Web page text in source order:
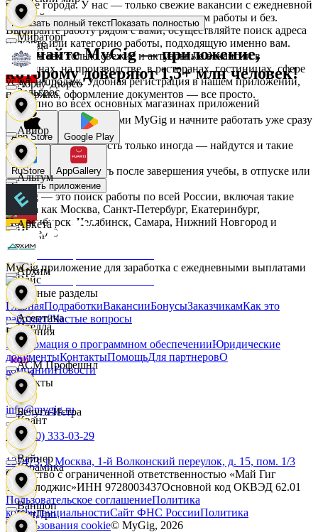
Звезда
Зельгрос
Зенден
Инканто
Интер С
Вайс
Ителла
kari
Квант
Керамика
КитПро
Мираторг
Абрау-Дюрсо
Авиор
Альтум
Аркета
Архим
Асептика
АСМ Профешнл
Белуга Истра
Вайнер
Ваншоп
районе города. У нас — только свежие вакансии с ежедневной
оплатой для мужчин и женщин, с опытом работы и без.
Выбирайте работу рядом с вами, осуществляйте поиск адреса
на карте или категорию работы, подходящую именно вам.
Предлагаем только свежие и актуальные вакансии в
магазинах, на производстве, в ресторанах, гостиницах, сфере
услуг и продаж. Удобная регистрация в нашем приложении,
поддержка, оформление документов — все просто.
Воспользуйтесь услугами MyGig и начните работать уже сразу
после отклика.
А если нужна занятость только иногда — найдутся и такие
предложения.
Начните зарабатывать после завершения учебы, в отпуске или
в выходные.
MyGig — это поиск работы по всей России, включая такие
города как Москва, Санкт-Петербург, Екатеринбург,
Новосибирск, Челябинск, Самара, Нижний Новгород и
другие.
Показать полный текстПоказать полностью
Скачайте MyGig — приложение,
которому доверяют 1,5+ млн человек!
Доступно во всех основных магазинах приложений
App Store Google Play
RuStore
AppGallery
Скачать приложение
MyGig приложение для заработка с ежедневными выплатами
Основные разделы
ГлавнаяПодработкиВакансииБонусыЗаказчикамКак это
работает?Частые вопросы
Компания
Информация о программном обеспеченииЮридические
документыКонтактыПомощьДля партнеровО
компанииНовости
Контакты
info@mygig.ru
+8 (800) 333-03-29
127473, г. Москва, 1-й Волконский переулок, д. 15, пом. 1/3
Общество с ограниченной ответственностью «Май Гиг
Технолоджис»ИНН 9728003437Основной код ОКВЭД 62.01
Пользовательское соглашениеПолитика
конфиденциальностиСайт ФНС РоссииПолитика
использования cookie© MyGig, 2026